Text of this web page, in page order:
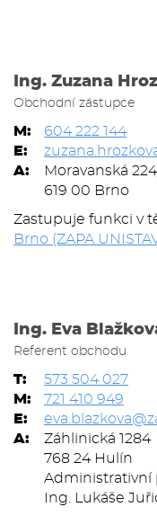
Ing. Zuzana
Obchodní zástupce
M:
604 222 144
E:
A:
Moravanská
619 00 Brno
Zastupuje funkci v
Brno (ZAPA
Ing. Eva
Referent obchodu
T:
573 504 027
M:
721 410 949
E:
A:
Záhlinická 1284
768 24 Hulín
Administrativní
Ing. Lukáše